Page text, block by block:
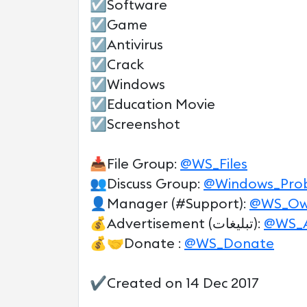
☑️Software
☑️Game
☑️Antivirus
☑️Crack
☑️Windows
☑️Education Movie
☑️Screenshot
📥File Group: @WS_Files
👥Discuss Group:
👤Manager (#Support):
💰Advertisement (تبلیغات):
💰🤝Donate : @WS_Donate
✔️Created on 14 Dec 2017